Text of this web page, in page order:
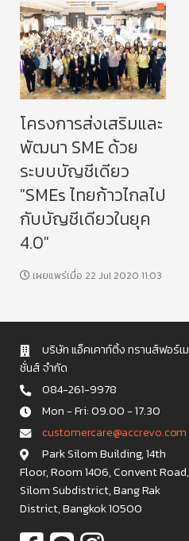
คุณค่าต่อสังคมไทย
โครงการส่งเสริมและ
พัฒนา SME ด้วย
ระบบบัญชีเดียว
"SMEs ไทยก้าวไกลไป
กับบัญชีเดียวในยุค
4.0"
เผยแพร่เมื่อ 22 Jul 2020 11:03
บริษัท แอ็คเคาท์ติ้ง ทรานส์ฟอร์เม
ชั่นส์ จำกัด
084-261-9978
Mon - Fri: 09.00 - 17.30
c u s t o m e r c a r e @ a c c r e v o . c o m
Park Silom Building, 14th
Floor, Room 1406, Convent Road,
Silom Subdistrict, Bang Rak
District, Bangkok 10500